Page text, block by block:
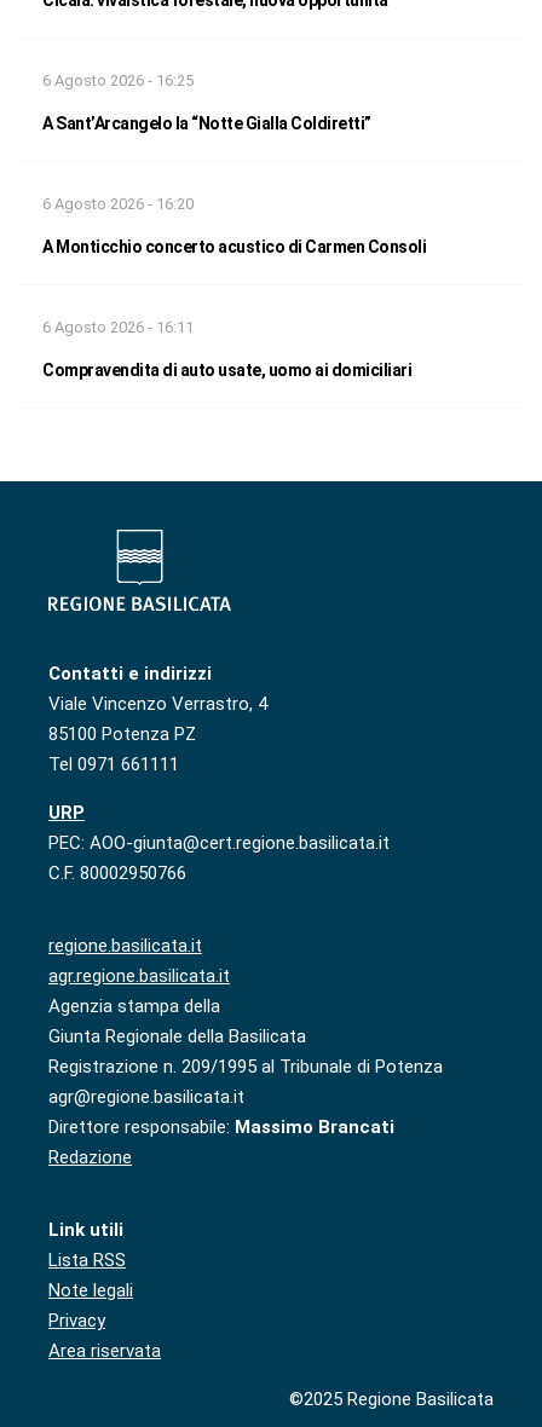
6 Agosto 2026 - 16:25
A Sant’Arcangelo la “Notte Gialla Coldiretti”
6 Agosto 2026 - 16:20
A Monticchio concerto acustico di Carmen Consoli
6 Agosto 2026 - 16:11
Compravendita di auto usate, uomo ai domiciliari
Contatti e indirizzi
Viale Vincenzo Verrastro, 4
85100 Potenza PZ
Tel 0971 661111
URP
PEC: AOO-giunta@cert.regione.basilicata.it
C.F. 80002950766
regione.basilicata.it
agr.regione.basilicata.it
Agenzia stampa della
Giunta Regionale della Basilicata
Registrazione n. 209/1995 al Tribunale di Potenza
agr@regione.basilicata.it
Direttore responsabile: Massimo Brancati
Redazione
Link utili
Lista RSS
Note legali
Privacy
Area riservata
©2025 Regione Basilicata